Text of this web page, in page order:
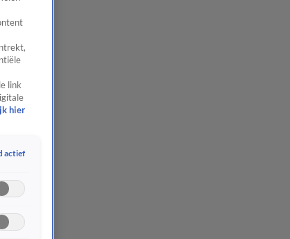
link
hier
actief